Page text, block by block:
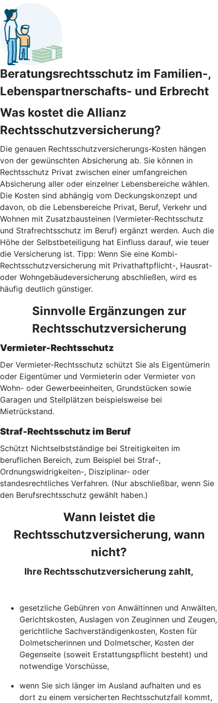
Beratungsrechtsschutz im Familien-,
Lebenspartnerschafts- und Erbrecht
Was kostet die Allianz
Rechtsschutzversicherung?
Die genauen Rechtsschutzversicherungs-Kosten hängen
von der gewünschten Absicherung ab. Sie können in
Rechtsschutz Privat zwischen einer umfangreichen
Absicherung aller oder einzelner Lebensbereiche wählen.
Die Kosten sind abhängig vom Deckungskonzept und
davon, ob die Lebensbereiche Privat, Beruf, Verkehr und
Wohnen mit Zusatzbausteinen (Vermieter-Rechtsschutz
und Strafrechtsschutz im Beruf) ergänzt werden. Auch die
Höhe der Selbstbeteiligung hat Einfluss darauf, wie teuer
die Versicherung ist. Tipp: Wenn Sie eine Kombi-
Rechtsschutzversicherung mit Privathaftpflicht-, Hausrat-
oder Wohngebäudeversicherung abschließen, wird es
häufig deutlich günstiger.
Sinnvolle Ergänzungen zur
Rechtsschutzversicherung
Vermieter-Rechtsschutz
Der Vermieter-Rechtsschutz schützt Sie als Eigentümerin
oder Eigentümer und Vermieterin oder Vermieter von
Wohn- oder Gewerbeeinheiten, Grundstücken sowie
Garagen und Stellplätzen beispielsweise bei
Mietrückstand.
Straf-Rechtsschutz im Beruf
Schützt Nichtselbstständige bei Streitigkeiten im
beruflichen Bereich, zum Beispiel bei Straf-,
Ordnungswidrigkeiten-, Disziplinar- oder
standesrechtliches Verfahren. (Nur abschließbar, wenn Sie
den Berufsrechtsschutz gewählt haben.)
Wann leistet die
Rechtsschutzversicherung, wann
nicht?
Ihre Rechtsschutzversicherung zahlt,
gesetzliche Gebühren von Anwältinnen und Anwälten,
Gerichtskosten, Auslagen von Zeuginnen und Zeugen,
gerichtliche Sachverständigenkosten, Kosten für
Dolmetscherinnen und Dolmetscher, Kosten der
Gegenseite (soweit Erstattungspflicht besteht) und
notwendige Vorschüsse,
wenn Sie sich länger im Ausland aufhalten und es
dort zu einem versicherten Rechtsschutzfall kommt,